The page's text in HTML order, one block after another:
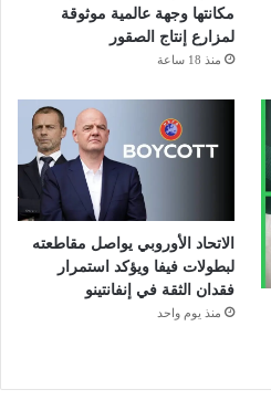
مكانتها وجهة عالمية موثوقة
لمزارع إنتاج الصقور
منذ 18 ساعة
الاتحاد الأوروبي يواصل مقاطعته
لبطولات فيفا ويؤكد استمرار
فقدان الثقة في إنفانتينو
منذ يوم واحد